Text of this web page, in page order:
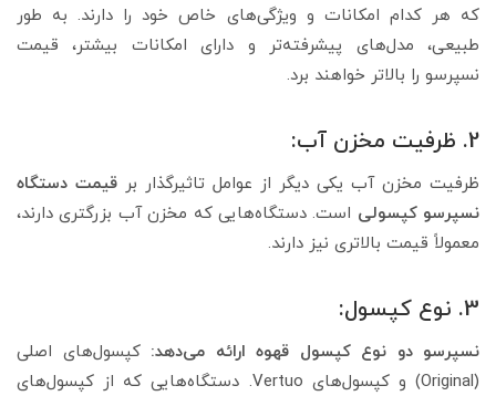
که هر کدام امکانات و ویژگی‌های خاص خود را دارند. به طور
طبیعی، مدل‌های پیشرفته‌تر و دارای امکانات بیشتر، قیمت
نسپرسو را بالاتر خواهند برد.
2. ظرفیت مخزن آب:
ظرفیت مخزن آب یکی دیگر از عوامل تاثیرگذار بر قیمت دستگاه
نسپرسو کپسولی است. دستگاه‌هایی که مخزن آب بزرگتری دارند،
معمولاً قیمت بالاتری نیز دارند.
3. نوع کپسول:
نسپرسو دو نوع کپسول قهوه ارائه می‌دهد: کپسول‌های اصلی
(Original) و کپسول‌های Vertuo. دستگاه‌هایی که از کپسول‌های